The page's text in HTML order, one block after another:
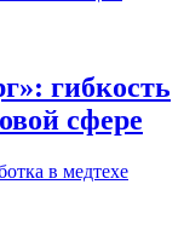
гибкость
сфере